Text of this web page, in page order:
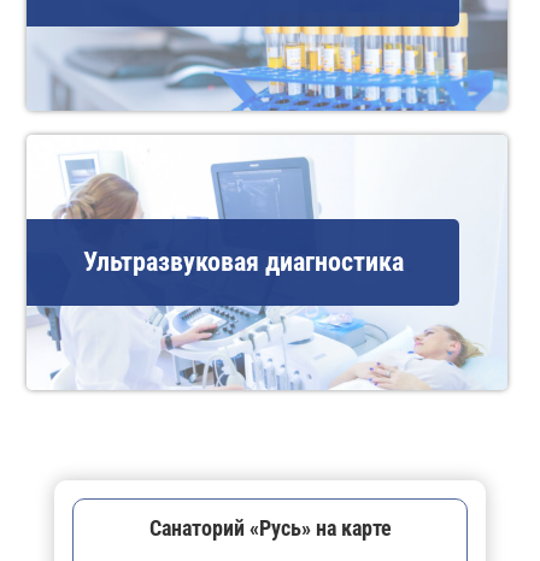
Ультразвуковая диагностика
Санаторий «Русь» на карте